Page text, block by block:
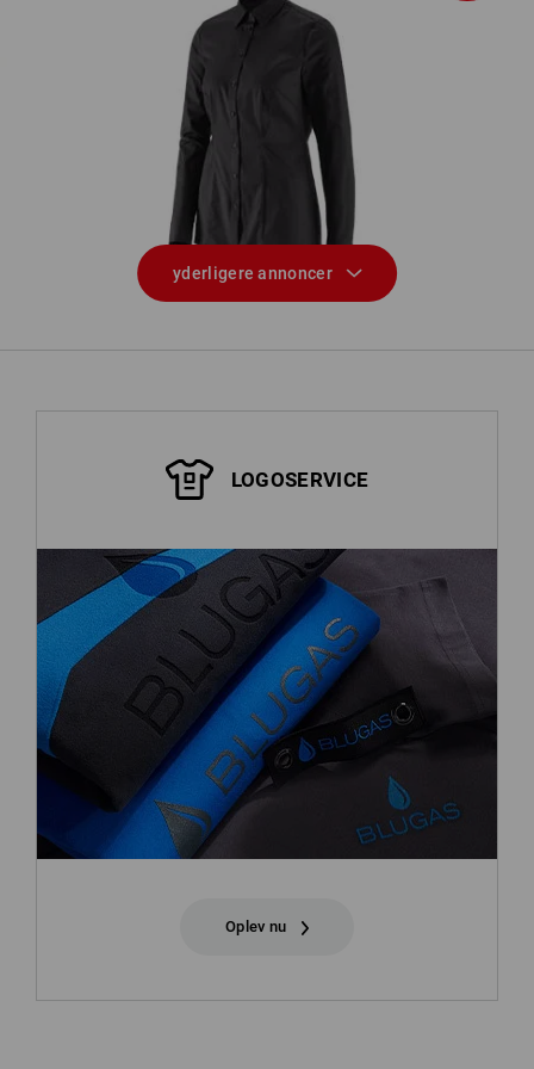
e.s. Businessbluse cotton stretch
dam. regular fit
yderligere annoncer
LOGOSERVICE
Oplev nu